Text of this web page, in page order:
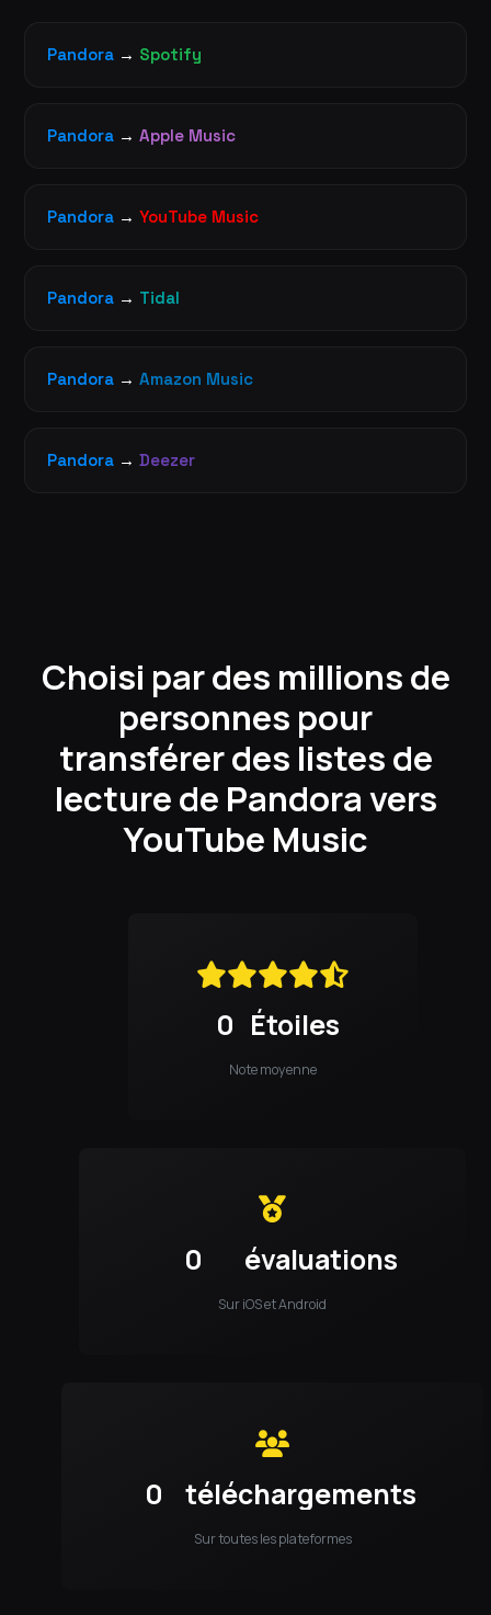
Pandora → Spotify
Pandora → Apple Music
Pandora → YouTube Music
Pandora → Tidal
Pandora → Amazon Music
Pandora → Deezer
Choisi par des millions de
personnes pour
transférer des listes de
lecture de Pandora vers
YouTube Music
0 Étoiles
Note moyenne
0 évaluations
Sur iOS et Android
0 téléchargements
Sur toutes les plateformes